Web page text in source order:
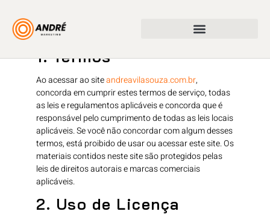
1. Termos
Ao acessar ao siteandreavilasouza.com.br,
concorda em cumprir estes termos de serviço, todas
as leis e regulamentos aplicáveis ​​e concorda que é
responsável pelo cumprimento de todas as leis locais
aplicáveis. Se você não concordar com algum desses
termos, está proibido de usar ou acessar este site. Os
materiais contidos neste site são protegidos pelas
leis de direitos autorais e marcas comerciais
aplicáveis.
2. Uso de Licença